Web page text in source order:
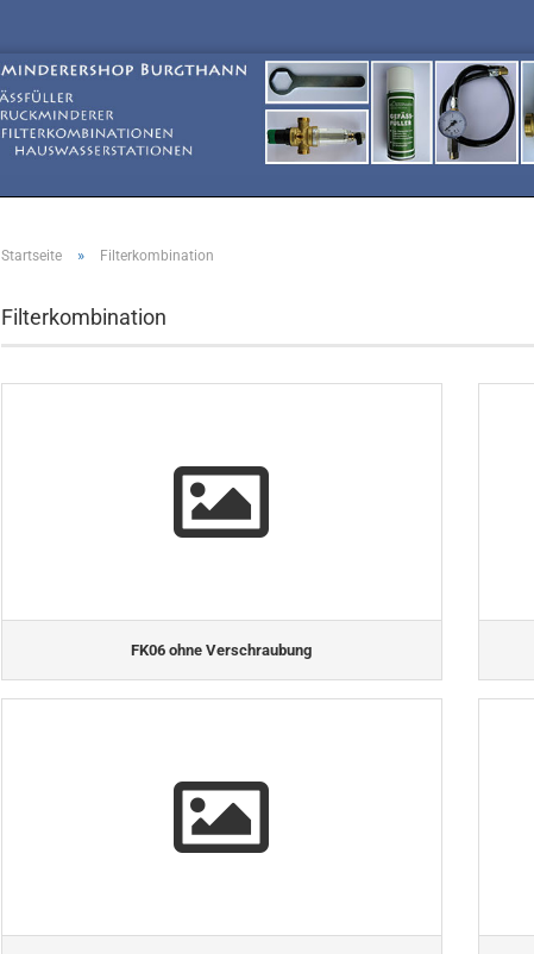
Startseite » Filterkombination
Filterkombination
FK06 ohne Verschraubung